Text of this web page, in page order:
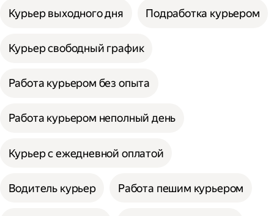
Курьер выходного дня Подработка курьером
Курьер свободный график
Работа курьером без опыта
Работа курьером неполный день
Курьер с ежедневной оплатой
Водитель курьер Работа пешим курьером